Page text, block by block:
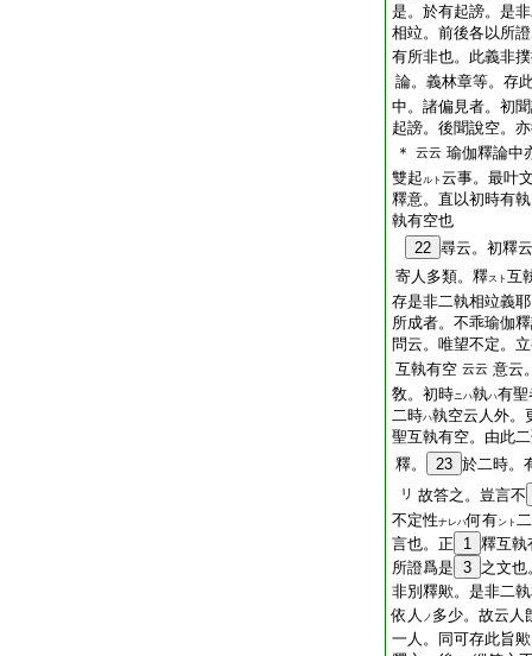
是。於有起謗。是
相竝。前後各以所
有所非也。此義非
論。義林章等。存
中。諸偏見者。初
起謗。後聞說空。
＊
云云 瑜伽釋論中
雙起ルト 云事。最叶
釋意。直以初時有執
執有空也
22 尋云。初釋
寄人多類。釋スト 互
存是非二執相竝義
所成者。不乖瑜伽
問云。唯望不定。
互執有空 云云 意云
敎。初時ニハ執ハ有聖
二時ハ執空云人外。
聖互執有空。由此
釋。
23 於二時。
リ 故答之。豈言不
不定性ナレハ何有ント
言也。正
1 釋互執
所證爲是 3 之文也
非別釋歟。是非二
依人 ノ 多少。故云人
一人。同可存此旨